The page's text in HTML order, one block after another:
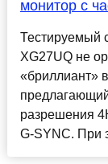
монитор с
Тестируемый
XG27UQ не
«бриллиант»
разрешения
G-SYNC. При